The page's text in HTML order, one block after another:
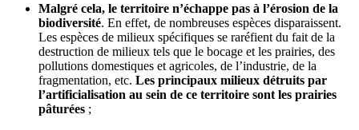
Malgré cela, le territoire n’échappe pas à l’érosion de la
biodiversité. En effet, de nombreuses espèces disparaissent.
Les espèces de milieux spécifiques se raréfient du fait de la
destruction de milieux tels que le bocage et les prairies, des
pollutions domestiques et agricoles, de l’industrie, de la
fragmentation, etc. Les principaux milieux détruits par
l’artificialisation au sein de ce territoire sont les prairies
pâturées ;